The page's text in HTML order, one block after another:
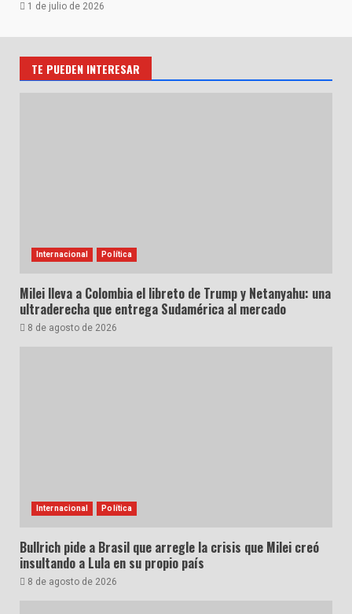
1 de julio de 2026
TE PUEDEN INTERESAR
Internacional Política
Milei lleva a Colombia el libreto de Trump y Netanyahu: una
ultraderecha que entrega Sudamérica al mercado
8 de agosto de 2026
Internacional Política
Bullrich pide a Brasil que arregle la crisis que Milei creó
insultando a Lula en su propio país
8 de agosto de 2026